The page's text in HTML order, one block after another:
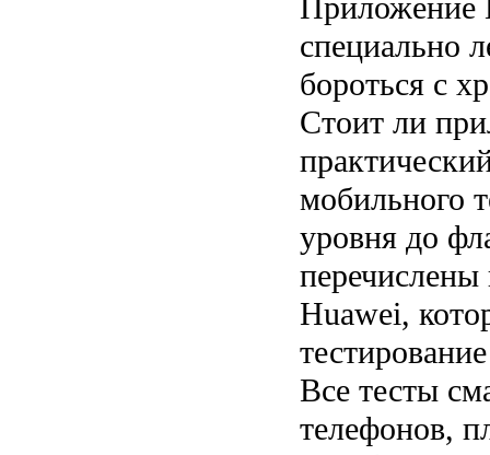
Приложение
специально
бороться с
Стоит ли
мобильного
уровня до
Huawei,
Все тесты
телефонов,